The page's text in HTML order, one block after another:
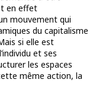
en effet
mouvement qui
du capitalisme
si elle est
et ses
les espaces
même action, la